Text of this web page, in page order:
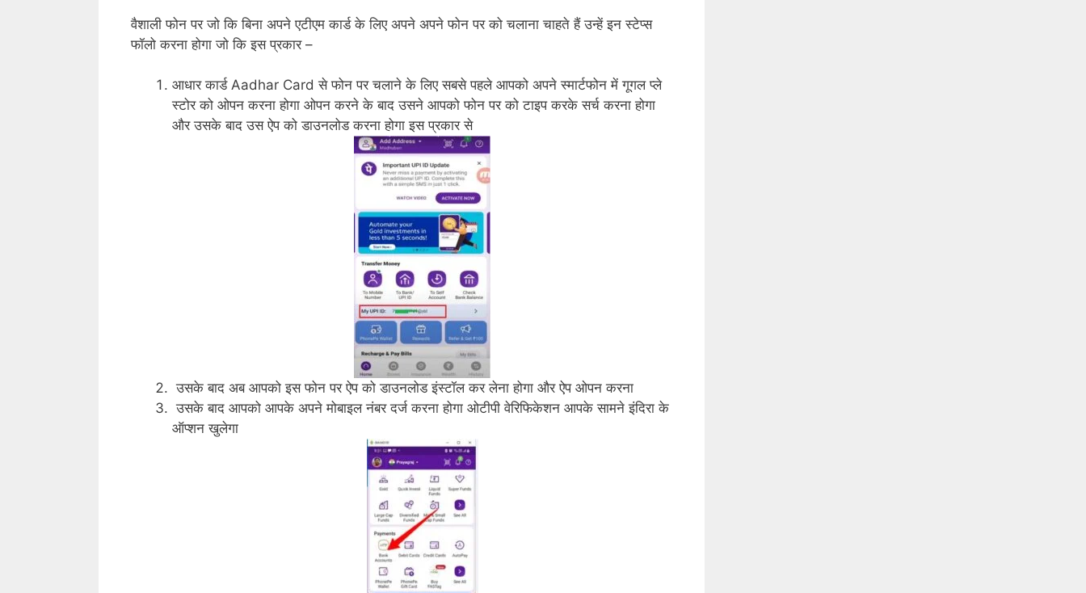
वैशाली फोन पर जो कि बिना अपने एटीएम कार्ड के लिए अपने अपने फोन पर को चलाना चाहते हैं उन्हें इन स्टेप्स
फॉलो करना होगा जो कि इस प्रकार –
आधार कार्ड Aadhar Card से फोन पर चलाने के लिए सबसे पहले आपको अपने स्मार्टफोन में गूगल प्ले
स्टोर को ओपन करना होगा ओपन करने के बाद उसने आपको फोन पर को टाइप करके सर्च करना होगा
और उसके बाद उस ऐप को डाउनलोड करना होगा इस प्रकार से
उसके बाद अब आपको इस फोन पर ऐप को डाउनलोड इंस्टॉल कर लेना होगा और ऐप ओपन करना
उसके बाद आपको आपके अपने मोबाइल नंबर दर्ज करना होगा ओटीपी वेरिफिकेशन आपके सामने इंदिरा के
ऑप्शन खुलेगा